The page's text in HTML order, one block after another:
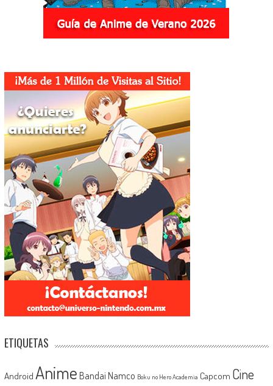
ETIQUETAS
Android Anime Bandai Namco Boku no Hero Academia Capcom Cine